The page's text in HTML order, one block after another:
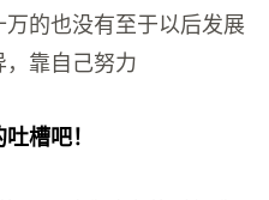
的也没有至于以后发展
靠自己努力
槽吧！